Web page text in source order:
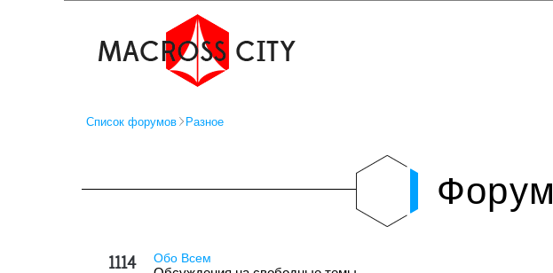
Список форумов Разное
Форум
1114
Обо Всем